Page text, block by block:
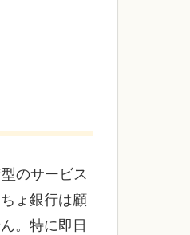
のサービス
ょ銀行は顧
。特に即日